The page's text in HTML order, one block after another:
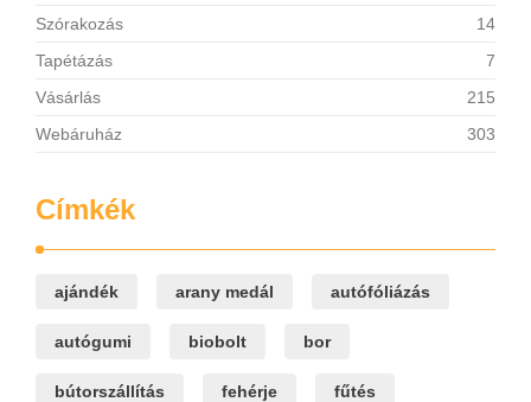
Szórakozás
14
Tapétázás
7
Vásárlás
215
Webáruház
303
Címkék
ajándék arany medál autófóliázás
autógumi biobolt bor
bútorszállítás fehérje fűtés